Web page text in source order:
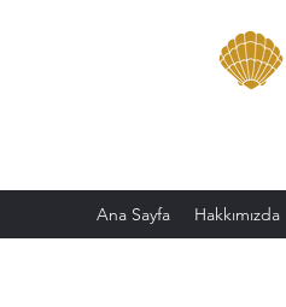
Ana Sayfa Hakkımızda